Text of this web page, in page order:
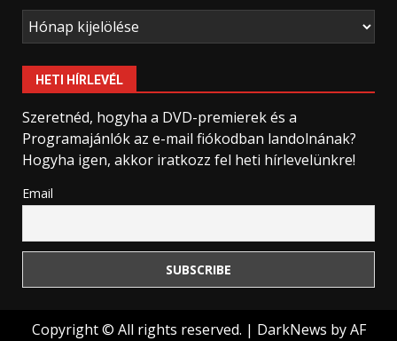
Archívum
HETI HÍRLEVÉL
Szeretnéd, hogyha a DVD-premierek és a
Programajánlók az e-mail fiókodban landolnának?
Hogyha igen, akkor iratkozz fel heti hírlevelünkre!
Email
Copyright © All rights reserved. | DarkNews by AF